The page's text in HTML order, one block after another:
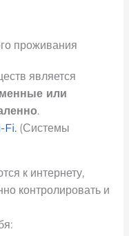
проживания
является
или
.
Fi. (Системы
к интернету,
контролировать и